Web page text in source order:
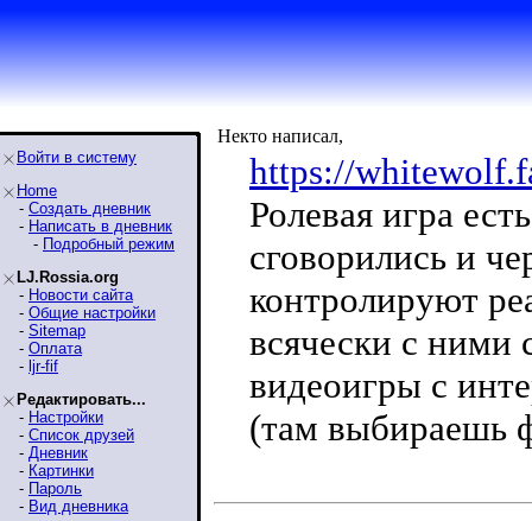
Войти в систему
Home
- Создать дневник
- Написать в дневник
- Подробный режим
LJ.Rossia.org
- Новости сайта
- Общие настройки
- Sitemap
- Оплата
- ljr-fif
Редактировать...
- Настройки
- Список друзей
- Дневник
- Картинки
- Пароль
- Вид дневника
Некто написал,
https://
Ролевая игра
сговорились и
контролируют
всячески с ними
видеоигры с
(там выбираешь